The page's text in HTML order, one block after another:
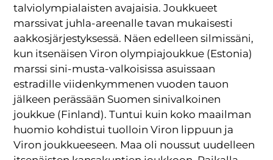
talviolympialaisten avajaisia. Joukkueet
marssivat juhla-areenalle tavan mukaisesti
aakkosjärjestyksessä. Näen edelleen silmissäni,
kun itsenäisen Viron olympiajoukkue (Estonia)
marssi sini-musta-valkoisissa asuissaan
estradille viidenkymmenen vuoden tauon
jälkeen perässään Suomen sinivalkoinen
joukkue (Finland). Tuntui kuin koko maailman
huomio kohdistui tuolloin Viron lippuun ja
Viron joukkueeseen. Maa oli noussut uudelleen